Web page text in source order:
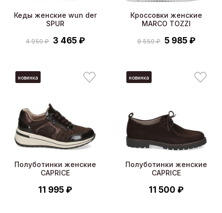
Кеды женские wun der
SPUR
4 950 ₽ 3 465 ₽
Кроссовки женские
MARCO TOZZI
8 550 ₽ 5 985 ₽
новинка
Полуботинки женские
CAPRICE
11 995 ₽
новинка
Полуботинки женские
CAPRICE
11 500 ₽